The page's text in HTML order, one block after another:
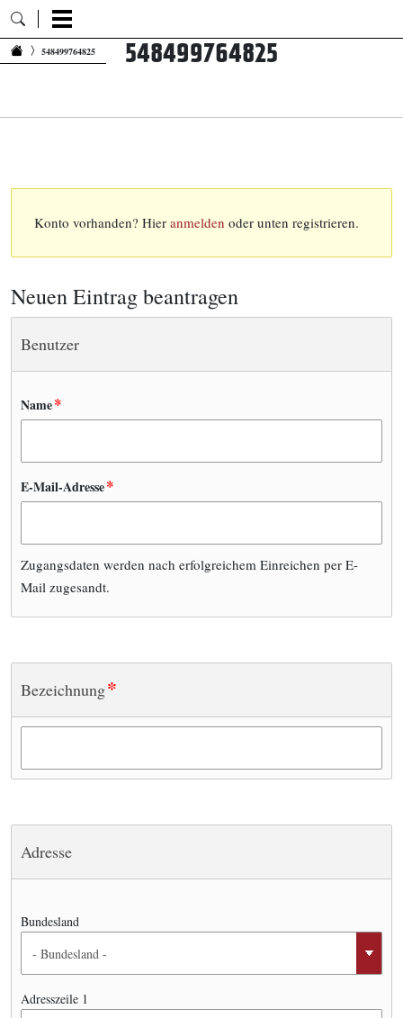
Zum Inhalt springen
548499764825 548499764825
Konto vorhanden? Hier anmelden oder unten registrieren.
Neuen Eintrag beantragen
Benutzer
Name*
E-Mail-Adresse*
Zugangsdaten werden nach erfolgreichem Einreichen per E-
Mail zugesandt.
Bezeichnung*
Adresse
Bundesland
Adresszeile 1